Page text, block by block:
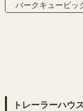
パークキュービッ
トレーラーハウ